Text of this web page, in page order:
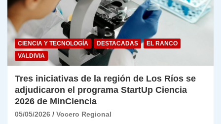
CIENCIA Y TECNOLOGÍA DESTACADAS
EL RANCO
VALDIVIA
Tres iniciativas de la región de Los Ríos se
adjudicaron el programa StartUp Ciencia
2026 de MinCiencia
05/05/2026 Vocero Regional